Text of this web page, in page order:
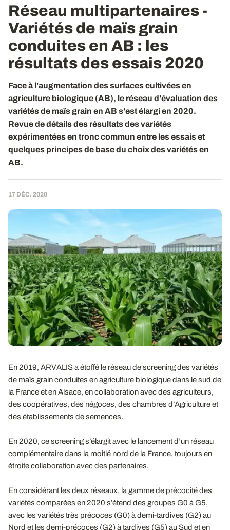
Réseau multipartenaires -
Variétés de maïs grain
conduites en AB : les
résultats des essais 2020
Face à l'augmentation des surfaces cultivées en
agriculture biologique (AB), le réseau d'évaluation des
variétés de maïs grain en AB s'est élargi en 2020.
Revue de détails des résultats des variétés
expérimentées en tronc commun entre les essais et
quelques principes de base du choix des variétés en
AB.
17 DÉC. 2020
En 2019, ARVALIS a étoffé le réseau de screening des variétés
de maïs grain conduites en agriculture biologique dans le sud de
la France et en Alsace, en collaboration avec des agriculteurs,
des coopératives, des négoces, des chambres d’Agriculture et
des établissements de semences.
En 2020, ce screening s’élargit avec le lancement d’un réseau
complémentaire dans la moitié nord de la France, toujours en
étroite collaboration avec des partenaires.
En considérant les deux réseaux, la gamme de précocité des
variétés comparées en 2020 s’étend des groupes G0 à G5,
avec les variétés très précoces (G0) à demi-tardives (G2) au
Nord et les demi-précoces (G2) à tardives (G5) au Sud et en